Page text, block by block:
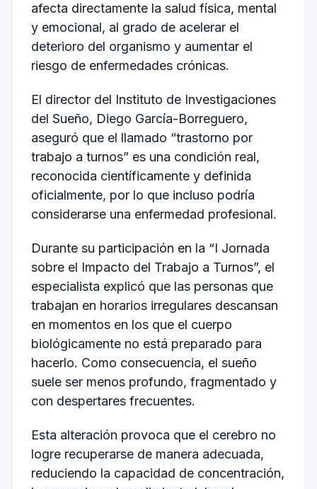
afecta directamente la salud física, mental
y emocional, al grado de acelerar el
deterioro del organismo y aumentar el
riesgo de enfermedades crónicas.
El director del Instituto de Investigaciones
del Sueño, Diego García-Borreguero,
aseguró que el llamado “trastorno por
trabajo a turnos” es una condición real,
reconocida científicamente y definida
oficialmente, por lo que incluso podría
considerarse una enfermedad profesional.
Durante su participación en la “I Jornada
sobre el Impacto del Trabajo a Turnos”, el
especialista explicó que las personas que
trabajan en horarios irregulares descansan
en momentos en los que el cuerpo
biológicamente no está preparado para
hacerlo. Como consecuencia, el sueño
suele ser menos profundo, fragmentado y
con despertares frecuentes.
Esta alteración provoca que el cerebro no
logre recuperarse de manera adecuada,
reduciendo la capacidad de concentración,